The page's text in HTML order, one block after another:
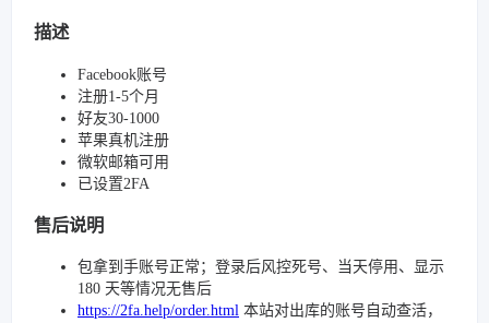
描述
Facebook账号
注册1-5个月
好友30-1000
苹果真机注册
微软邮箱可用
已设置2FA
售后说明
包拿到手账号正常；登录后风控死号、当天停用、显示
180 天等情况无售后
https://2fa.help/order.html 本站对出库的账号自动查活，